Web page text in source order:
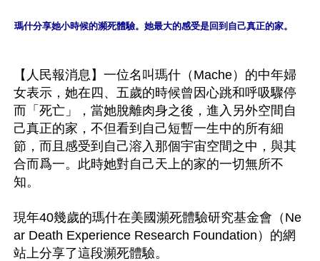
瑪什分享她小時候的瀕死體驗。她最大的感受是回到自己真正的家。
【人民報消息】一位名叫瑪什（Mache）的中年婦
女表示，她在四、五歲的時候曾因心跳和呼吸驟停
而「死亡」，當她脫離肉身之後，進入另外空間自
己真正的家，不但看到自己短暫一生中的所有細
節，而且感受到自己溶入那個宇宙空間之中，與其
合而爲一。此時她對自己天上的家的一切無所不
知。
現年40幾歲的瑪什在美國瀕死體驗研究基金會（Ne
ar Death Experience Research Foundation）的網
站上分享了這段瀕死體驗。